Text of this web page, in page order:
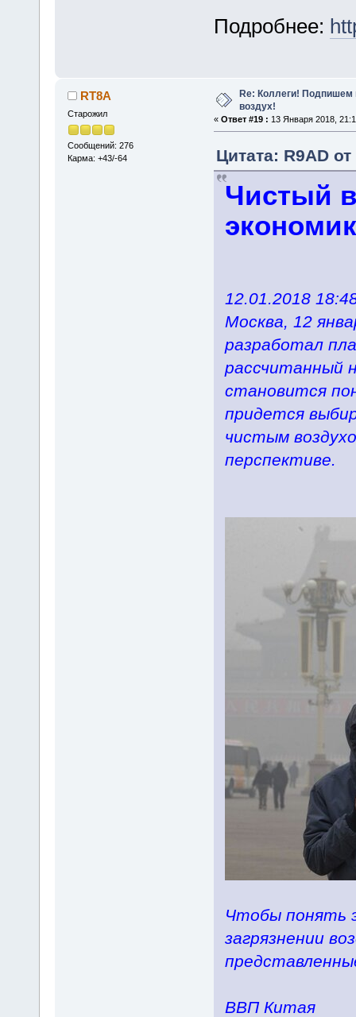
Подробнее:
RT8A
Старожил
Сообщений: 276
Карма: +43/-64
Re: Коллеги! Подпишем
воздух!
« Ответ #19 : 13 Января 2018,
Цитата: R9AD
Чистый
12.01.2018
Москва, 12
разработал
рассчитанный
становится
придется
чистым
перспективе.
Чтобы понять
загрязнении
ВВП Китая